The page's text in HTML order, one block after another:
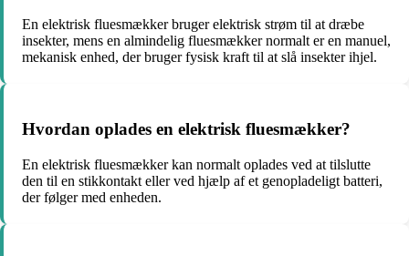
En elektrisk fluesmækker bruger elektrisk strøm til at dræbe
insekter, mens en almindelig fluesmækker normalt er en manuel,
mekanisk enhed, der bruger fysisk kraft til at slå insekter ihjel.
Hvordan oplades en elektrisk fluesmækker?
En elektrisk fluesmækker kan normalt oplades ved at tilslutte
den til en stikkontakt eller ved hjælp af et genopladeligt batteri,
der følger med enheden.